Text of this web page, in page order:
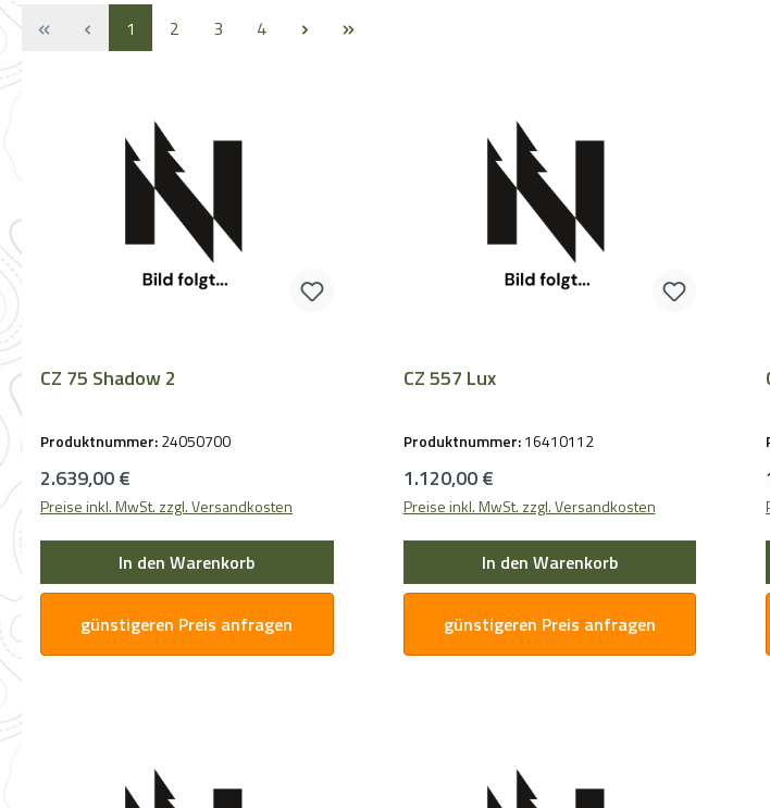
Seite
1 Seite
2 Seite
3 Seite
4
CZ 75 Shadow 2
Produktnummer:24050700
Regulärer Preis:
2.639,00 €
Preise inkl. MwSt. zzgl. Versandkosten
In den Warenkorb
günstigeren Preis anfragen
CZ 557 Lux
Produktnummer:16410112
Regulärer Preis:
1.120,00 €
Preise inkl. MwSt. zzgl. Versandkosten
In den Warenkorb
günstigeren Preis anfragen